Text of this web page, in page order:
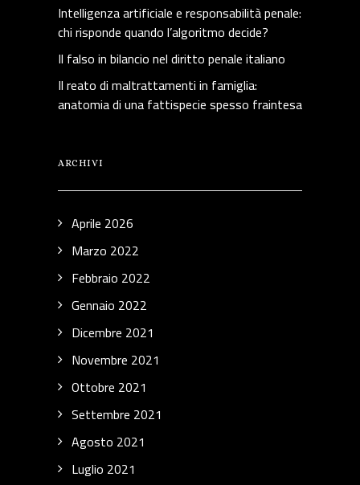
Intelligenza artificiale e responsabilità penale:
chi risponde quando l’algoritmo decide?
Il falso in bilancio nel diritto penale italiano
Il reato di maltrattamenti in famiglia:
anatomia di una fattispecie spesso fraintesa
ARCHIVI
Aprile 2026
Marzo 2022
Febbraio 2022
Gennaio 2022
Dicembre 2021
Novembre 2021
Ottobre 2021
Settembre 2021
Agosto 2021
Luglio 2021